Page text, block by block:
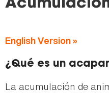
English Version »
¿Qué es un
La acumulación de